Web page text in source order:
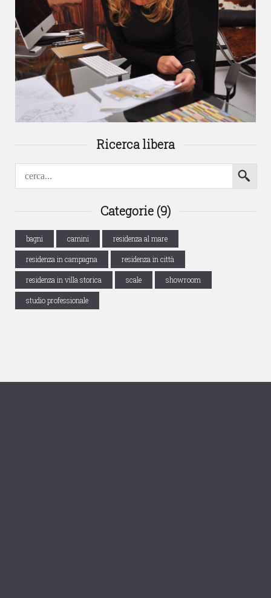
Ricerca libera
Categorie (9)
bagni camini residenza al mare
residenza in campagna residenza in città
residenza in villa storica scale showroom
studio professionale